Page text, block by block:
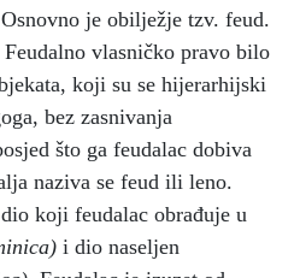
je obilježje tzv. feud.
vlasničko pravo bilo
koji su se hijerarhijski
bez zasnivanja
što ga feudalac dobiva
naziva se feud ili leno.
koji feudalac obrađuje u
i dio naseljen